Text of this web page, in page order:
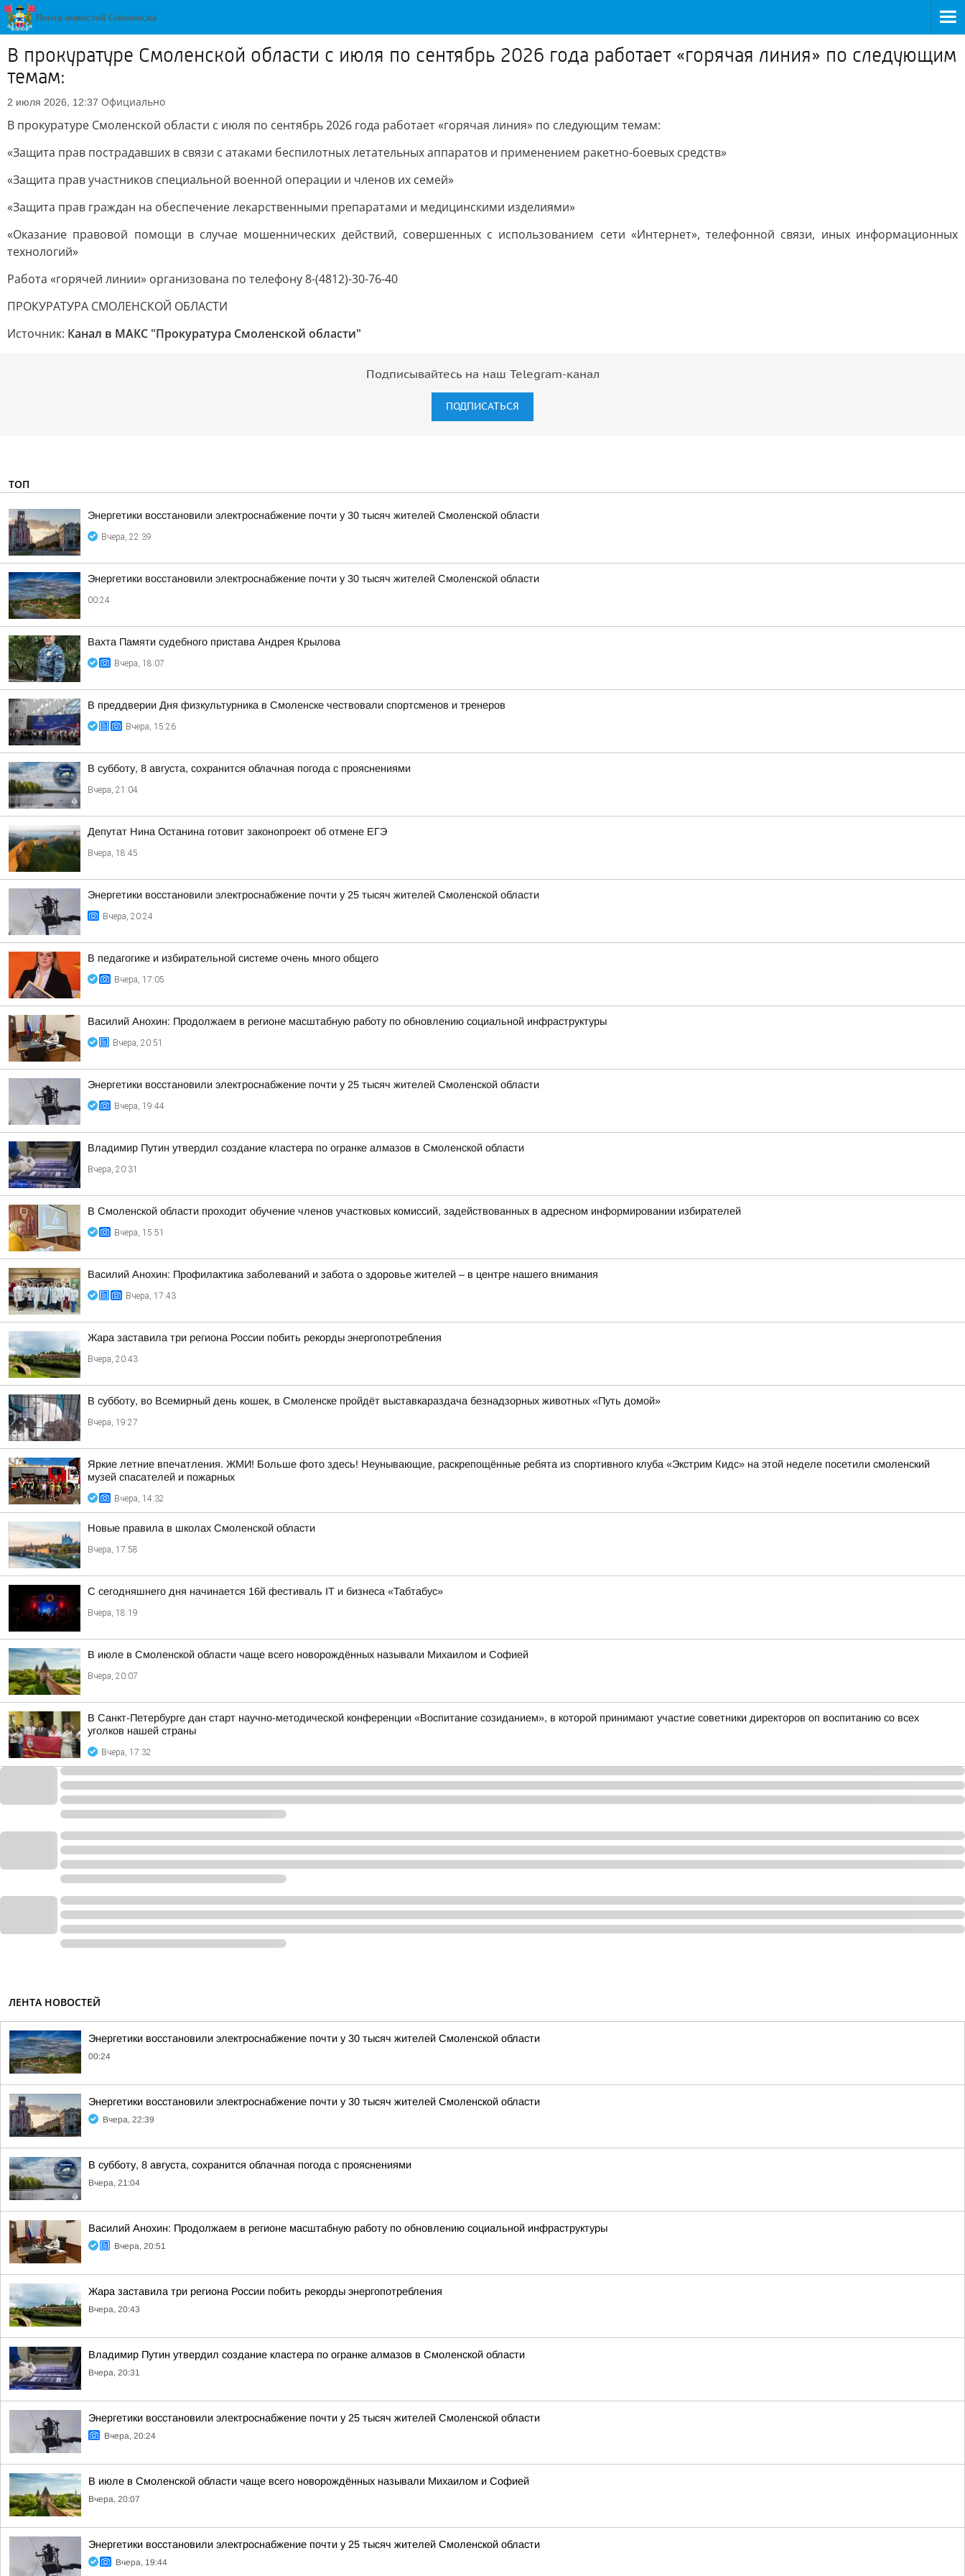
В прокуратуре Смоленской области с июля по сентябрь 2026 года работает «горячая линия» по следующим
темам:
2 июля 2026, 12:37 Официально
В прокуратуре Смоленской области с июля по сентябрь 2026 года работает «горячая линия» по следующим темам:
«Защита прав пострадавших в связи с атаками беспилотных летательных аппаратов и применением ракетно-боевых средств»
«Защита прав участников специальной военной операции и членов их семей»
«Защита прав граждан на обеспечение лекарственными препаратами и медицинскими изделиями»
«Оказание правовой помощи в случае мошеннических действий, совершенных с использованием сети «Интернет», телефонной связи, иных информационных
технологий»
Работа «горячей линии» организована по телефону 8-(4812)-30-76-40
ПРОКУРАТУРА СМОЛЕНСКОЙ ОБЛАСТИ
Источник: Канал в МАКС "Прокуратура Смоленской области"
Подписывайтесь на наш Telegram-канал
ПОДПИСАТЬСЯ
ТОП
Энергетики восстановили электроснабжение почти у 30 тысяч жителей Смоленской области
Вчера, 22:39
Энергетики восстановили электроснабжение почти у 30 тысяч жителей Смоленской области
00:24
Вахта Памяти судебного пристава Андрея Крылова
Вчера, 18:07
В преддверии Дня физкультурника в Смоленске чествовали спортсменов и тренеров
Вчера, 15:26
В субботу, 8 августа, сохранится облачная погода с прояснениями
Вчера, 21:04
Депутат Нина Останина готовит законопроект об отмене ЕГЭ
Вчера, 18:45
Энергетики восстановили электроснабжение почти у 25 тысяч жителей Смоленской области
Вчера, 20:24
В педагогике и избирательной системе очень много общего
Вчера, 17:05
Василий Анохин: Продолжаем в регионе масштабную работу по обновлению социальной инфраструктуры
Вчера, 20:51
Энергетики восстановили электроснабжение почти у 25 тысяч жителей Смоленской области
Вчера, 19:44
Владимир Путин утвердил создание кластера по огранке алмазов в Смоленской области
Вчера, 20:31
В Смоленской области проходит обучение членов участковых комиссий, задействованных в адресном информировании избирателей
Вчера, 15:51
Василий Анохин: Профилактика заболеваний и забота о здоровье жителей – в центре нашего внимания
Вчера, 17:43
Жара заставила три региона России побить рекорды энергопотребления
Вчера, 20:43
В субботу, во Всемирный день кошек, в Смоленске пройдёт выставкараздача безнадзорных животных «Путь домой»
Вчера, 19:27
Яркие летние впечатления. ЖМИ! Больше фото здесь! Неунывающие, раскрепощённые ребята из спортивного клуба «Экстрим Кидс» на этой неделе посетили смоленский
музей спасателей и пожарных
Вчера, 14:32
Новые правила в школах Смоленской области
Вчера, 17:58
С сегодняшнего дня начинается 16й фестиваль IT и бизнеса «Табтабус»
Вчера, 18:19
В июле в Смоленской области чаще всего новорождённых называли Михаилом и Софией
Вчера, 20:07
В Санкт-Петербурге дан старт научно-методической конференции «Воспитание созиданием», в которой принимают участие советники директоров оп воспитанию со всех
уголков нашей страны
Вчера, 17:32
ЛЕНТА НОВОСТЕЙ
Энергетики восстановили электроснабжение почти у 30 тысяч жителей Смоленской области
00:24
Энергетики восстановили электроснабжение почти у 30 тысяч жителей Смоленской области
Вчера, 22:39
В субботу, 8 августа, сохранится облачная погода с прояснениями
Вчера, 21:04
Василий Анохин: Продолжаем в регионе масштабную работу по обновлению социальной инфраструктуры
Вчера, 20:51
Жара заставила три региона России побить рекорды энергопотребления
Вчера, 20:43
Владимир Путин утвердил создание кластера по огранке алмазов в Смоленской области
Вчера, 20:31
Энергетики восстановили электроснабжение почти у 25 тысяч жителей Смоленской области
Вчера, 20:24
В июле в Смоленской области чаще всего новорождённых называли Михаилом и Софией
Вчера, 20:07
Энергетики восстановили электроснабжение почти у 25 тысяч жителей Смоленской области
Вчера, 19:44